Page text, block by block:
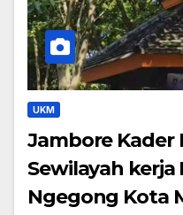
UKM
Jambore Kader
Sewilayah kerja
Ngegong Kota